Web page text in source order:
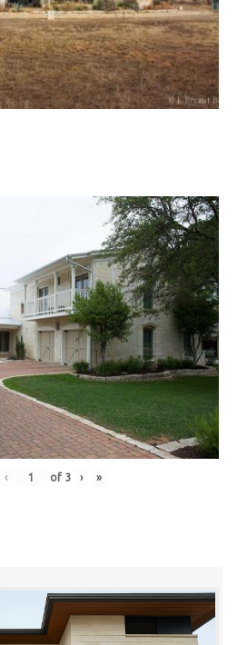
‹ of 3 › »